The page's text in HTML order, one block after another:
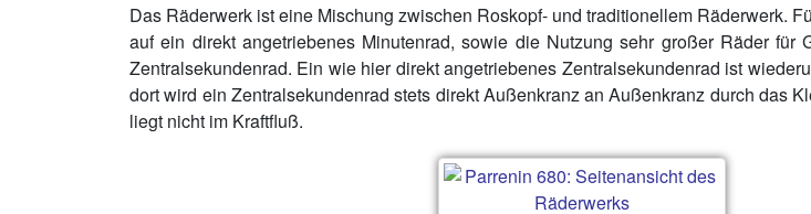
Das Räderwerk ist eine Mischung zwischen Roskopf- und traditionellem Räderwerk.
auf ein direkt angetriebenes Minutenrad, sowie die Nutzung sehr großer Räder für
Zentralsekundenrad. Ein wie hier direkt angetriebenes Zentralsekundenrad ist
dort wird ein Zentralsekundenrad stets direkt Außenkranz an Außenkranz durch das
liegt nicht im Kraftfluß.